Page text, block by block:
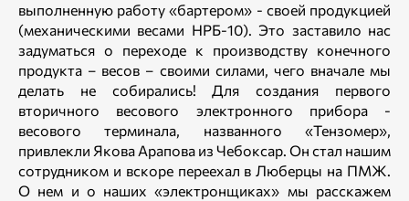
выполненную работу «бартером» - своей продукцией
(механическими весами НРБ-10). Это заставило нас
задуматься о переходе к производству конечного
продукта – весов – своими силами, чего вначале мы
делать не собирались! Для создания первого
вторичного весового электронного прибора -
весового терминала, названного «Тензомер»,
привлекли Якова Арапова из Чебоксар. Он стал нашим
сотрудником и вскоре переехал в Люберцы на ПМЖ.
О нем и о наших «электронщиках» мы расскажем